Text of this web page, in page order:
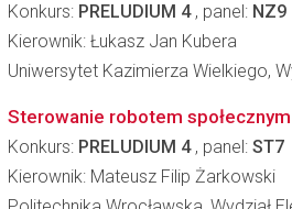
Konkurs: PRELUDIUM 4, panel: NZ9
Kierownik: Łukasz Jan Kubera
Uniwersytet Kazimierza Wielkiego,
Sterowanie robotem
Konkurs: PRELUDIUM 4, panel: ST7
Kierownik: Mateusz Filip Żarkowski